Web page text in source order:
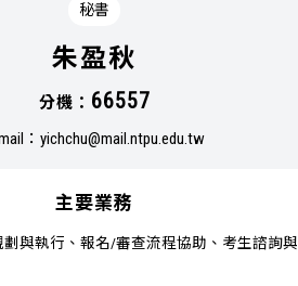
秘書
朱盈秋
分機： 66557
： yichchu@mail.ntpu.edu.tw
主要業務
劃與執行、報名/審查流程協助、考生諮詢與